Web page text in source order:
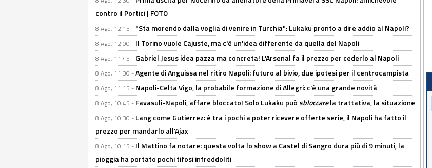
contro il Portici | FOTO
8 Ago, 12:15 - "Sta morendo dalla voglia di venire in Turchia": Lukaku pronto a dire addio al Napoli?
8 Ago, 12:00 - Il Torino vuole Cajuste, ma c'è un'idea differente da quella del Napoli
8 Ago, 11:45 - Gabriel Jesus idea pazza ma concreta! L'Arsenal fa il prezzo per cederlo al Napoli
8 Ago, 11:30 -Agente di Anguissa nel ritiro Napoli: futuro al bivio, due ipotesi per il centrocampista
8 Ago, 11:15 - Napoli-Celta Vigo, la probabile formazione di Allegri: c'è una grande novità
8 Ago, 10:45 - Favasuli-Napoli, affare bloccato! Solo Lukaku puòsbloccarela trattativa, la situazione
8 Ago, 10:30 - Lang come Gutierrez: è tra i pochi a poter ricevere offerte serie, il Napoli ha fatto il
prezzo per mandarlo all'Ajax
8 Ago, 10:15 - Il Mattino fa notare: questa volta lo show a Castel di Sangro dura più di 9 minuti, la
pioggia ha portato pochi tifosi infreddoliti